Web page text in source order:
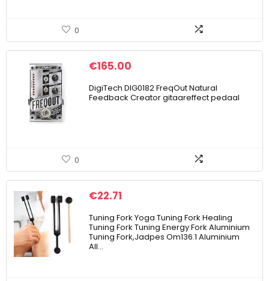
0
€165.00
DigiTech DIG0182 FreqOut Natural
Feedback Creator gitaareffect pedaal
0
€22.71
Tuning Fork Yoga Tuning Fork Healing
Tuning Fork Tuning Energy Fork Aluminium
Tuning Fork,Jadpes Om136.1 Aluminium
All…